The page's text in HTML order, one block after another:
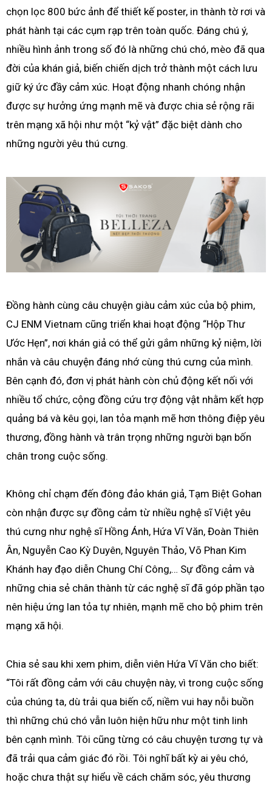
chọn lọc 800 bức ảnh để thiết kế poster, in thành tờ rơi và
phát hành tại các cụm rạp trên toàn quốc. Đáng chú ý,
nhiều hình ảnh trong số đó là những chú chó, mèo đã qua
đời của khán giả, biến chiến dịch trở thành một cách lưu
giữ ký ức đầy cảm xúc. Hoạt động nhanh chóng nhận
được sự hưởng ứng mạnh mẽ và được chia sẻ rộng rãi
trên mạng xã hội như một “kỷ vật” đặc biệt dành cho
những người yêu thú cưng.
Đồng hành cùng câu chuyện giàu cảm xúc của bộ phim,
CJ ENM Vietnam cũng triển khai hoạt động “Hộp Thư
Ước Hẹn”, nơi khán giả có thể gửi gắm những kỷ niệm, lời
nhắn và câu chuyện đáng nhớ cùng thú cưng của mình.
Bên cạnh đó, đơn vị phát hành còn chủ động kết nối với
nhiều tổ chức, cộng đồng cứu trợ động vật nhằm kết hợp
quảng bá và kêu gọi, lan tỏa mạnh mẽ hơn thông điệp yêu
thương, đồng hành và trân trọng những người bạn bốn
chân trong cuộc sống.
Không chỉ chạm đến đông đảo khán giả, Tạm Biệt Gohan
còn nhận được sự đồng cảm từ nhiều nghệ sĩ Việt yêu
thú cưng như nghệ sĩ Hồng Ánh, Hứa Vĩ Văn, Đoàn Thiên
Ân, Nguyễn Cao Kỳ Duyên, Nguyên Thảo, Võ Phan Kim
Khánh hay đạo diễn Chung Chí Công,… Sự đồng cảm và
những chia sẻ chân thành từ các nghệ sĩ đã góp phần tạo
nên hiệu ứng lan tỏa tự nhiên, mạnh mẽ cho bộ phim trên
mạng xã hội.
Chia sẻ sau khi xem phim, diễn viên Hứa Vĩ Văn cho biết:
“Tôi rất đồng cảm với câu chuyện này, vì trong cuộc sống
của chúng ta, dù trải qua biến cố, niềm vui hay nỗi buồn
thì những chú chó vẫn luôn hiện hữu như một tinh linh
bên cạnh mình. Tôi cũng từng có câu chuyện tương tự và
đã trải qua cảm giác đó rồi. Tôi nghĩ bất kỳ ai yêu chó,
hoặc chưa thật sự hiểu về cách chăm sóc, yêu thương